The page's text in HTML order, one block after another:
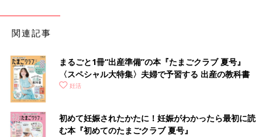
関連記事
まるごと1冊“出産準備”の本『たまごクラブ 夏号』
〈スペシャル大特集〉夫婦で予習する 出産の教科書
妊活
初めて妊娠されたかたに！妊娠がわかったら最初に読
む本『初めてのたまごクラブ 夏号』